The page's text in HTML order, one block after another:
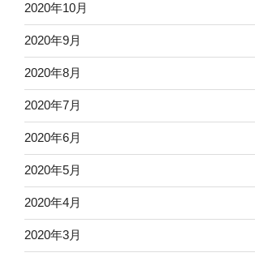
2020年10月
2020年9月
2020年8月
2020年7月
2020年6月
2020年5月
2020年4月
2020年3月